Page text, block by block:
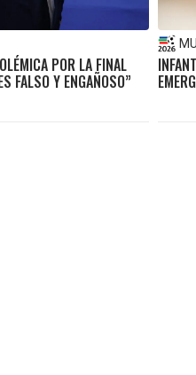
POR LA FINAL
FALSO Y ENGAÑOSO”